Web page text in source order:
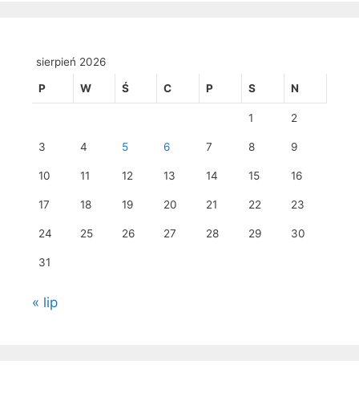
sierpień 2026
P W Ś C P S N
1 2
3 4 5 6 7 8 9
10 11 12 13 14 15 16
17 18 19 20 21 22 23
24 25 26 27 28 29 30
31
« lip